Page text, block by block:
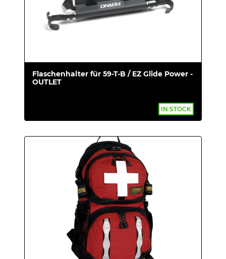
Flaschenhalter für 59-T-B / EZ Glide Power -
OUTLET
IN STOCK